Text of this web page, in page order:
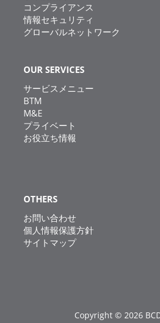
コンプライアンス
情報セキュリティ
グローバルネットワーク
OUR SERVICES
サービスメニュー
BTM
M&E
プライベート
お役立ち情報
OTHERS
お問い合わせ
個人情報保護方針
サイトマップ
Copyright © 2026